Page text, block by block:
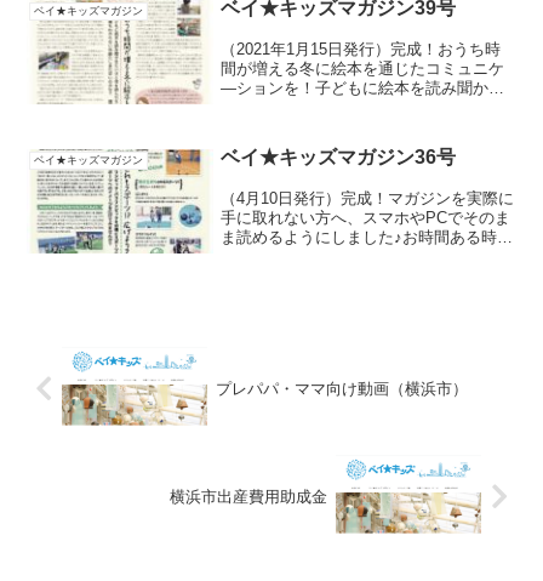
ベイ★キッズマガジン ベイ★キッズマガジン39号
（2021年1月15日発行）完成！おうち時
間が増える冬に絵本を通じたコミュニケ
―ションを！子どもに絵本を読み聞かせ
の図書館で聞いてきました。
ベイ★キッズマガジン ベイ★キッズマガジン36号
（4月10日発行）完成！マガジンを実際に
手に取れない方へ、スマホやPCでそのま
ま読めるようにしました♪お時間ある時に
プレパパ・ママ向け動画（横浜市）
横浜市出産費用助成金